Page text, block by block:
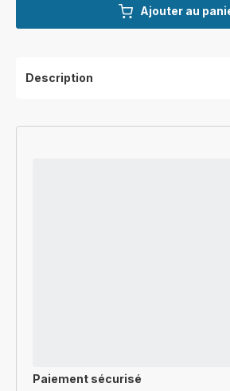
Ajouter au
Description
Paiement sécurisé